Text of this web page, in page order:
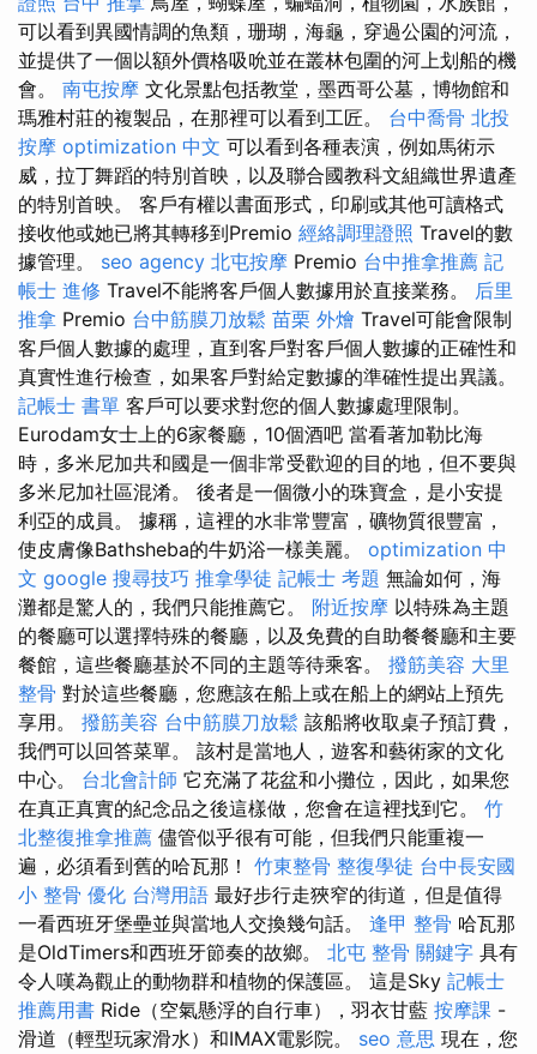
可以看到異國情調的魚類，珊瑚，海龜，穿過公園的河流，
並提供了一個以額外價格吸吮並在叢林包圍的河上划船的機
會。 南屯按摩 文化景點包括教堂，墨西哥公墓，博物館和
瑪雅村莊的複製品，在那裡可以看到工匠。 台中喬骨 北投
按摩 optimization 中文 可以看到各種表演，例如馬術示
威，拉丁舞蹈的特別首映，以及聯合國教科文組織世界遺產
的特別首映。 客戶有權以書面形式，印刷或其他可讀格式
接收他或她已將其轉移到Premio 經絡調理證照 Travel的數
據管理。 seo agency 北屯按摩 Premio 台中推拿推薦 記
帳士 進修 Travel不能將客戶個人數據用於直接業務。 后里
推拿 Premio 台中筋膜刀放鬆 苗栗 外燴 Travel可能會限制
客戶個人數據的處理，直到客戶對客戶個人數據的正確性和
真實性進行檢查，如果客戶對給定數據的準確性提出異議。
記帳士 書單 客戶可以要求對您的個人數據處理限制。
Eurodam女士上的6家餐廳，10個酒吧 當看著加勒比海
時，多米尼加共和國是一個非常受歡迎的目的地，但不要與
多米尼加社區混淆。 後者是一個微小的珠寶盒，是小安提
利亞的成員。 據稱，這裡的水非常豐富，礦物質很豐富，
使皮膚像Bathsheba的牛奶浴一樣美麗。 optimization 中
文 google 搜尋技巧 推拿學徒 記帳士 考題 無論如何，海
灘都是驚人的，我們只能推薦它。 附近按摩 以特殊為主題
的餐廳可以選擇特殊的餐廳，以及免費的自助餐餐廳和主要
餐館，這些餐廳基於不同的主題等待乘客。 撥筋美容 大里
整骨 對於這些餐廳，您應該在船上或在船上的網站上預先
享用。 撥筋美容 台中筋膜刀放鬆 該船將收取桌子預訂費，
我們可以回答菜單。 該村是當地人，遊客和藝術家的文化
中心。 台北會計師 它充滿了花盆和小攤位，因此，如果您
在真正真實的紀念品之後這樣做，您會在這裡找到它。 竹
北整復推拿推薦 儘管似乎很有可能，但我們只能重複一
遍，必須看到舊的哈瓦那！ 竹東整骨 整復學徒 台中長安國
小 整骨 優化 台灣用語 最好步行走狹窄的街道，但是值得
一看西班牙堡壘並與當地人交換幾句話。 逢甲 整骨 哈瓦那
是OldTimers和西班牙節奏的故鄉。 北屯 整骨 關鍵字 具有
令人嘆為觀止的動物群和植物的保護區。 這是Sky 記帳士
推薦用書 Ride（空氣懸浮的自行車），羽衣甘藍 按摩課 -
滑道（輕型玩家滑水）和IMAX電影院。 seo 意思 現在，您